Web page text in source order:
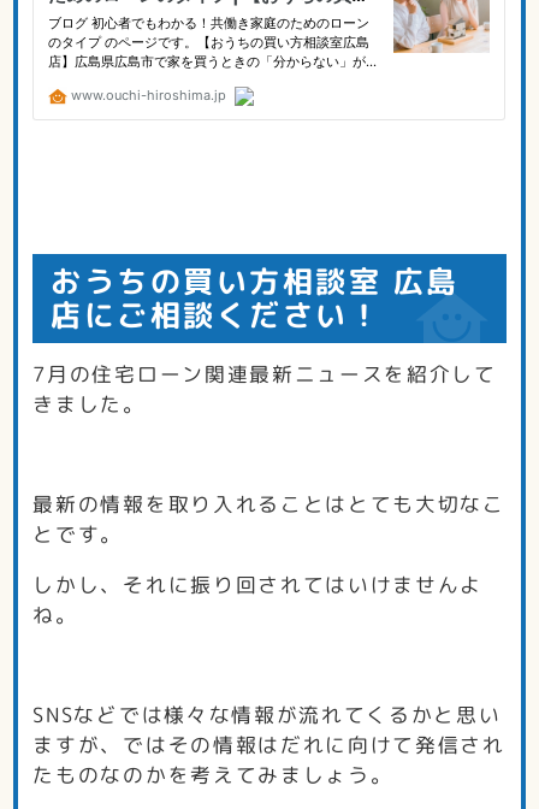
おうちの買い方相談室 広島
店にご相談ください！
7月の住宅ローン関連最新ニュースを紹介して
きました。
最新の情報を取り入れることはとても大切なこ
とです。
しかし、それに振り回されてはいけませんよ
ね。
SNSなどでは様々な情報が流れてくるかと思い
ますが、ではその情報はだれに向けて発信され
たものなのかを考えてみましょう。